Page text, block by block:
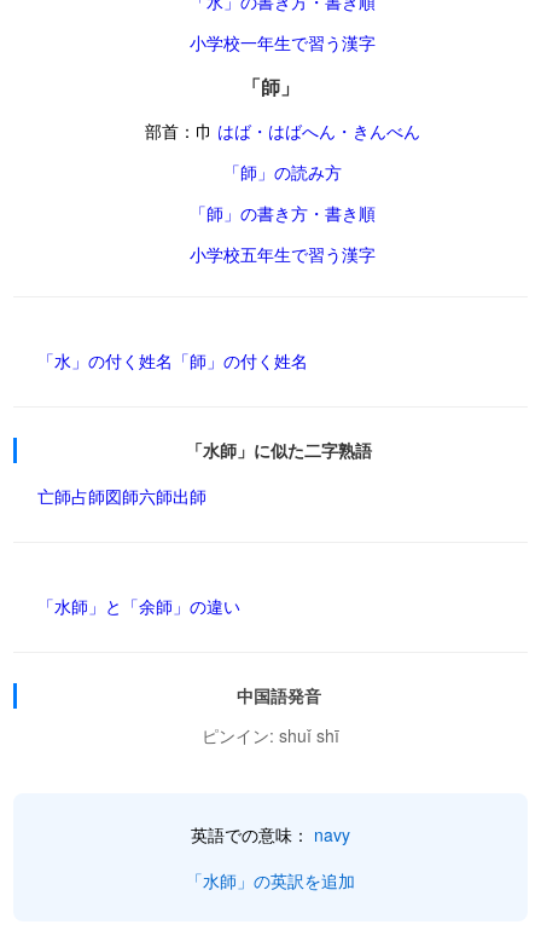
小学校一年生で習う漢字
「師」
部首：巾 はば・はばへん・きんべん
「師」の読み方
「師」の書き方・書き順
小学校五年生で習う漢字
「水」の付く姓名 「師」の付く姓名
「水師」に似た二字熟語
亡師占師図師六師出師
「水師」と「余師」の違い
中国語発音
ピンイン: shuǐ shī
英語での意味： navy
「水師」の英訳を追加